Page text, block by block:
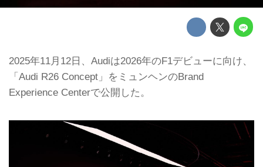
2025年11月12日、Audiは2026年のF1デビューに向け、
「Audi R26 Concept」をミュンヘンのBrand
Experience Centerで公開した。